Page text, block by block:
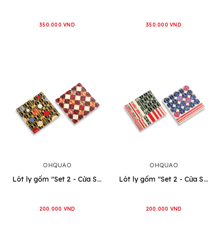
350.000 VND 350.000 VND
OHQUAO
Lót ly gốm "Set 2 - Cửa Sắt" [Đỏ - Vàng]
200.000 VND
OHQUAO
Lót ly gốm "Set 2 - Cửa Sắt" [Xanh Dương - Xanh Lá]
200.000 VND